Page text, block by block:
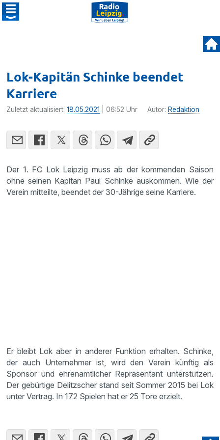
Lok-Kapitän Schinke beendet
Karriere
Zuletzt aktualisiert:18.05.2021 | 06:52 Uhr Autor: Redaktion
Der 1. FC Lok Leipzig muss ab der kommenden Saison
ohne seinen Kapitän Paul Schinke auskommen. Wie der
Verein mitteilte, beendet der 30-Jährige seine Karriere.
Er bleibt Lok aber in anderer Funktion erhalten. Schinke,
der auch Unternehmer ist, wird den Verein künftig als
Sponsor und ehrenamtlicher Repräsentant unterstützen.
Der gebürtige Delitzscher stand seit Sommer 2015 bei Lok
unter Vertrag. In 172 Spielen hat er 25 Tore erzielt.